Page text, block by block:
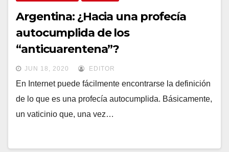
Argentina: ¿Hacia una profecía
autocumplida de los
“anticuarentena”?
JUN 18, 2020 EDITOR
En Internet puede fácilmente encontrarse la definición
de lo que es una profecía autocumplida. Básicamente,
un vaticinio que, una vez…